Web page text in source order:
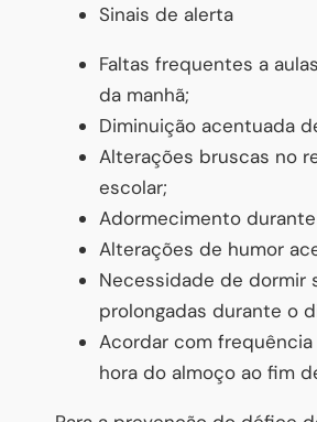
Sinais de alerta
Faltas frequentes a
da manhã;
Diminuição acentuada
Alterações bruscas no
escolar;
Adormecimento durante
Alterações de humor
Necessidade de dormir
prolongadas durante o
Acordar com
hora do almoço ao fim